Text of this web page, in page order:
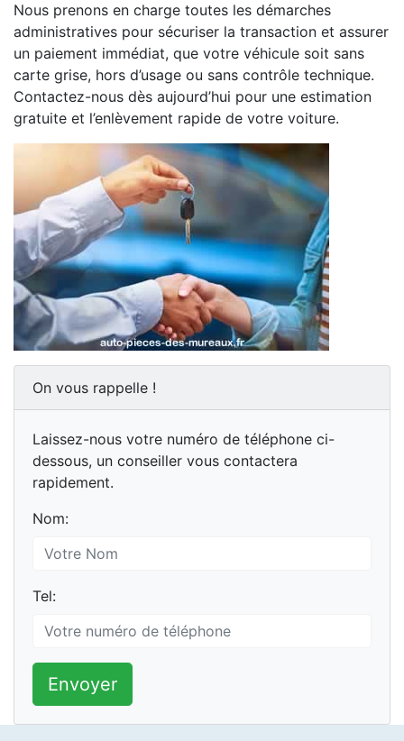
Nous prenons en charge toutes les démarches
administratives pour sécuriser la transaction et assurer
un paiement immédiat, que votre véhicule soit sans
carte grise, hors d’usage ou sans contrôle technique.
Contactez-nous dès aujourd’hui pour une estimation
gratuite et l’enlèvement rapide de votre voiture.
On vous rappelle !
Laissez-nous votre numéro de téléphone ci-
dessous, un conseiller vous contactera
rapidement.
Nom:
Tel:
Envoyer